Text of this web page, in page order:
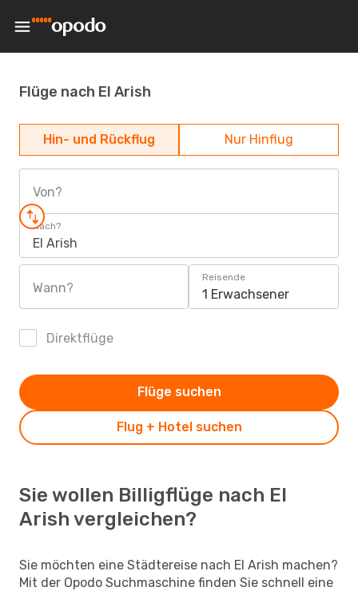
Flüge nach El Arish
Hin- und Rückflug Nur Hinflug
Von?
Nach?
El Arish
Wann?
Reisende
1 Erwachsener
Direktflüge
Flug + Hotel suchen
Flüge suchen
Sie wollen Billigflüge nach El
Arish vergleichen?
Sie möchten eine Städtereise nach El Arish machen?
Mit der Opodo Suchmaschine finden Sie schnell eine